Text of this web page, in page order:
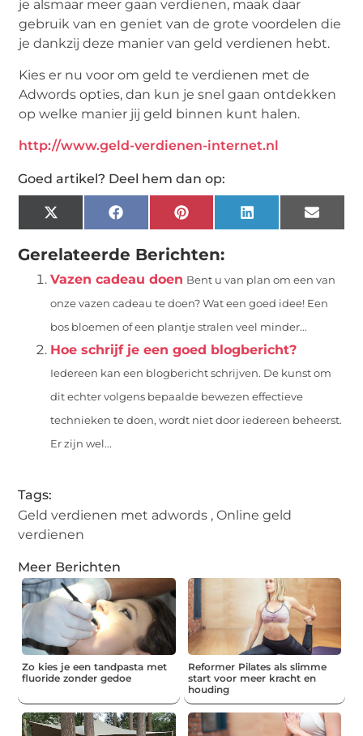
je alsmaar meer gaan verdienen, maak daar
gebruik van en geniet van de grote voordelen die
je dankzij deze manier van geld verdienen hebt.
Kies er nu voor om geld te verdienen met de
Adwords opties, dan kun je snel gaan ontdekken
op welke manier jij geld binnen kunt halen.
http://www.geld-verdienen-internet.nl
Goed artikel? Deel hem dan op:
X
(Twitter)
FacebookPinterestLinkedIn Email
Gerelateerde Berichten:
Vazen cadeau doen Bent u van plan om een van
onze vazen cadeau te doen? Wat een goed idee! Een
bos bloemen of een plantje stralen veel minder...
Hoe schrijf je een goed blogbericht?
Iedereen kan een blogbericht schrijven. De kunst om
dit echter volgens bepaalde bewezen effectieve
technieken te doen, wordt niet door iedereen beheerst.
Er zijn wel...
Tags:
Geld verdienen met adwords ,Online geld
verdienen
Meer Berichten
Zo kies je een tandpasta met
fluoride zonder gedoe
Reformer Pilates als slimme
start voor meer kracht en
houding